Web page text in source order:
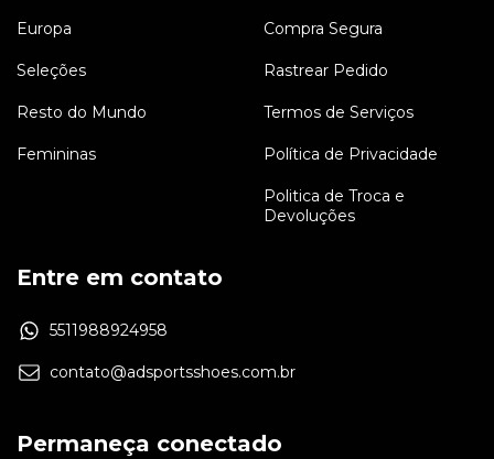
Europa
Seleções
Resto do Mundo
Femininas
Compra Segura
Rastrear Pedido
Termos de Serviços
Política de Privacidade
Politica de Troca e
Devoluções
Entre em contato
5511988924958
contato@adsportsshoes.com.br
Permaneça conectado